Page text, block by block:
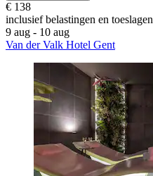
€ 138
inclusief belastingen en toeslagen
9 aug - 10 aug
Van der Valk Hotel Gent